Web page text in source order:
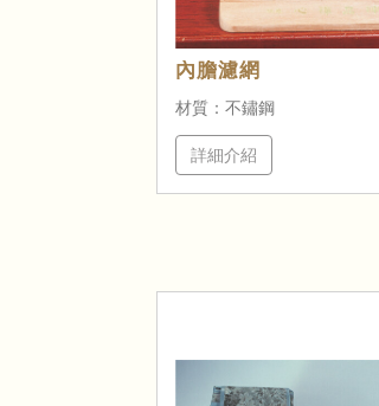
內膽濾網
材質：不鏽鋼
詳細介紹